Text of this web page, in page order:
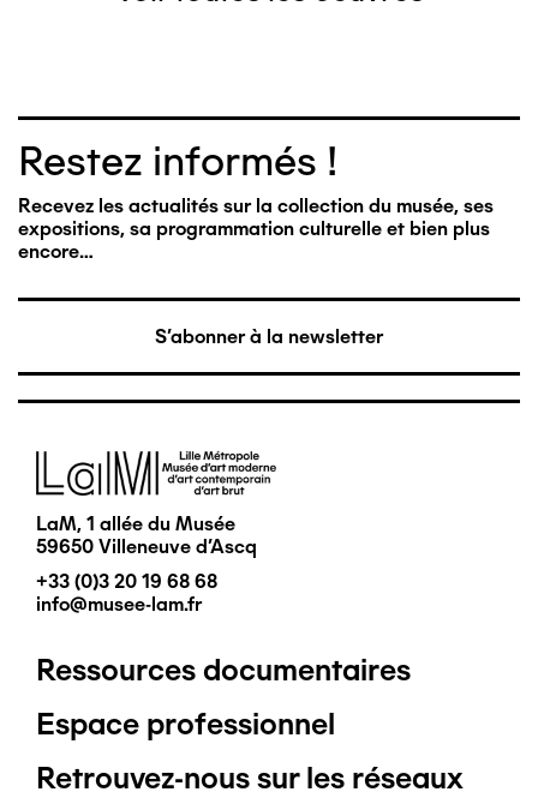
Restez informés !
Recevez les actualités sur la collection du musée, ses
expositions, sa programmation culturelle et bien plus
encore…
S'abonner à la newsletter
Image
LaM, 1 allée du Musée
59650 Villeneuve d'Ascq
+33 (0)3 20 19 68 68
info@musee-lam.fr
Pied
de
Ressources documentaires
Espace professionnel
Retrouvez-nous sur les réseaux